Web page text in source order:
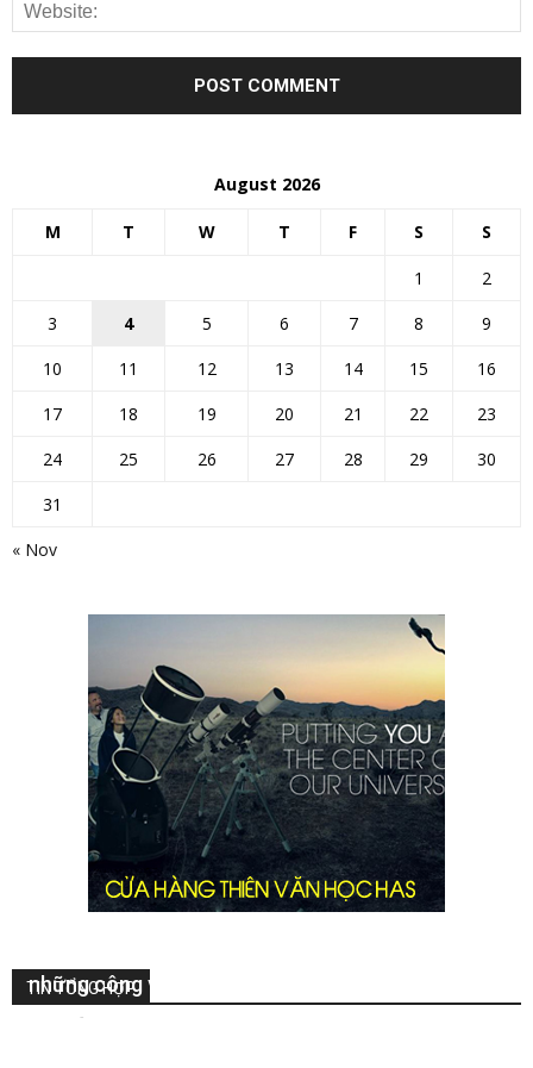
August 2026
M T W T F S S
« Nov
1
2
3
4 5 6 7 8
9
10
11 12 13 14 15
16
17
18 19 20 21 22
23
24
25 26 27 28 29
30
31
TIN TỔNG HỢP
những công việc gì?
-